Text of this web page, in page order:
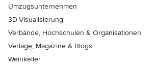
Umzugsunternehmen
3D-Visualisierung
Verbände, Hochschulen & Organisationen
Verlage, Magazine & Blogs
Weinkeller